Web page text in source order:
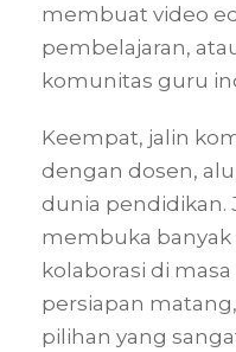
membuat video
pembelajaran,
komunitas guru
Keempat, jalin
dengan dosen,
dunia pendidikan.
membuka
kolaborasi di
persiapan
pilihan yang